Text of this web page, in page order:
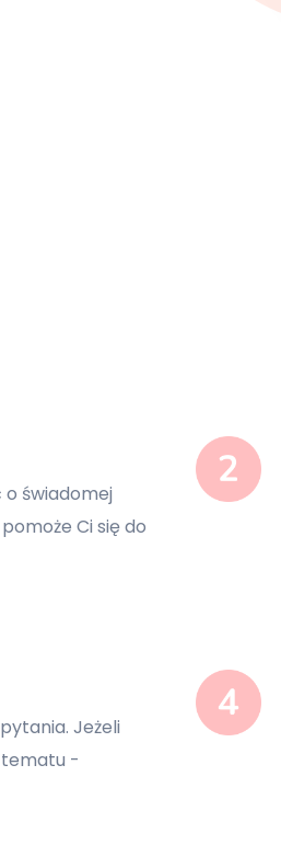
świadomej
Ci się do
Jeżeli
tematu -